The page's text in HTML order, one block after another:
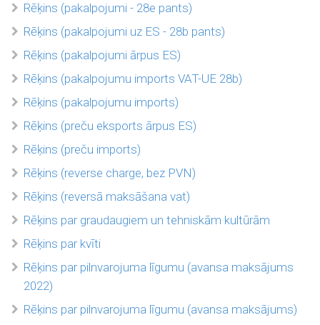
Rēķins (pakalpojumi - 28e pants)
Rēķins (pakalpojumi uz ES - 28b pants)
Rēķins (pakalpojumi ārpus ES)
Rēķins (pakalpojumu imports VAT-UE 28b)
Rēķins (pakalpojumu imports)
Rēķins (preču eksports ārpus ES)
Rēķins (preču imports)
Rēķins (reverse charge, bez PVN)
Rēķins (reversā maksāšana vat)
Rēķins par graudaugiem un tehniskām kultūrām
Rēķins par kvīti
Rēķins par pilnvarojuma līgumu (avansa maksājums
2022)
Rēķins par pilnvarojuma līgumu (avansa maksājums)